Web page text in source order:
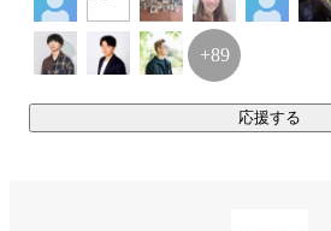
・LITALICO教育ソフト（特別支援教
サービス）
・LITALICO発達ナビ・LITALICO仕
設向けサービス
応援する
+89